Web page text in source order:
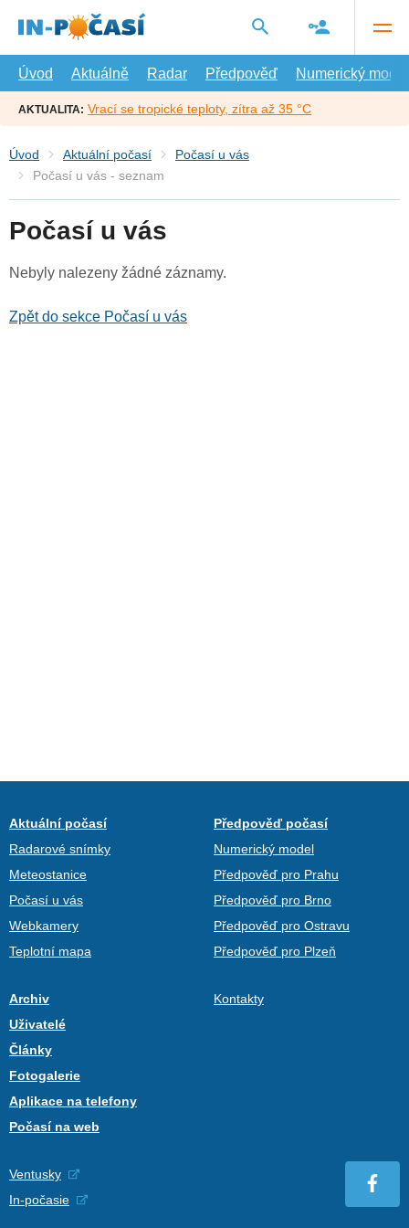
hlavní
Úvod
Aktuálně Radar Předpověď Numerický model
AKTUALITA: Vrací se tropické teploty, zítra až 35 °C
Úvod Aktuální počasí
Počasí u vás
Počasí u vás - seznam
Počasí u vás
Nebyly nalezeny žádné záznamy.
Zpět do sekce Počasí u vás
Aktuální počasí
Radarové snímky
Meteostanice
Počasí u vás
Webkamery
Teplotní mapa
Předpověď počasí
Numerický model
Předpověď pro Prahu
Předpověď pro Brno
Předpověď pro Ostravu
Předpověď pro Plzeň
Archiv
Uživatelé
Články
Fotogalerie
Aplikace na telefony
Počasí na web
Kontakty
Ventusky
In-počasie